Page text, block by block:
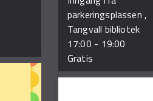
parkeringsplassen ,
Tangvall bibliotek
17:00 - 19:00
Gratis